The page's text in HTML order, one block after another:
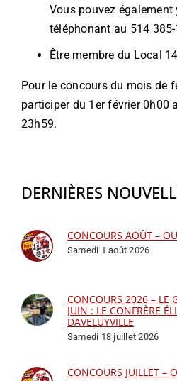
Vous pouvez
téléphonant au 514
Être membre du Local
Pour le concours du mois de
participer du 1er février 0h00
23h59.
DERNIÈRES
CONCOURS AOÛT –
Samedi 1 août 2026
CONCOURS 2026 – LE
JUIN : LE CONFRÈRE
DAVELUYVILLE
Samedi 18 juillet 2026
CONCOURS JUILLET –